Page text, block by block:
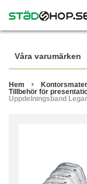
Våra varumärken
Hem
Tillbehör för
Uppdelningsband